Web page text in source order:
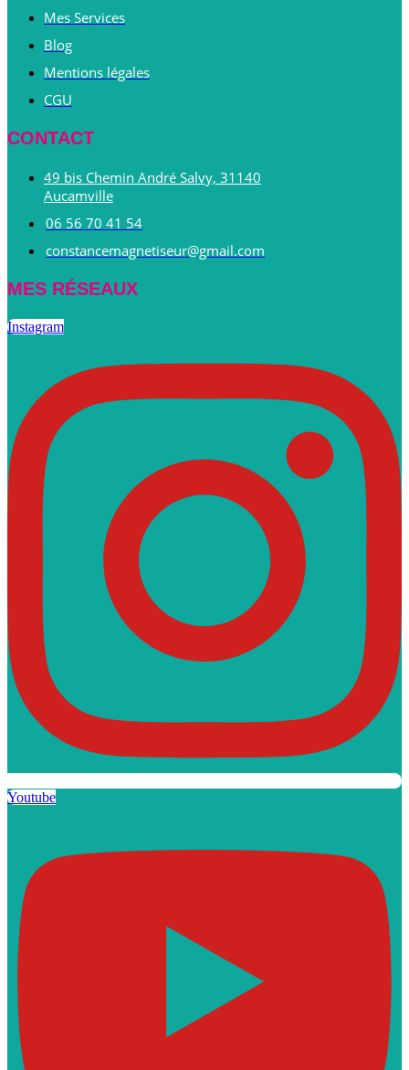
Mes Services
Blog
Mentions légales
CGU
CONTACT
49 bis Chemin André Salvy, 31140
Aucamville
06 56 70 41 54
constancemagnetiseur@gmail.com
MES RÉSEAUX
Instagram
Youtube